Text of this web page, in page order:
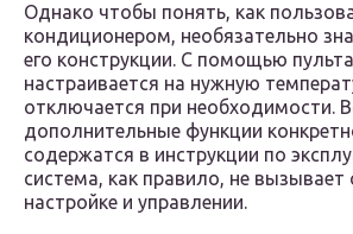
Однако чтобы понять, как
кондиционером, необязательно
его конструкции. С помощью
настраивается на нужную
отключается при необходимости.
дополнительные функции
содержатся в инструкции по
система, как правило, не вызывает
настройке и управлении.